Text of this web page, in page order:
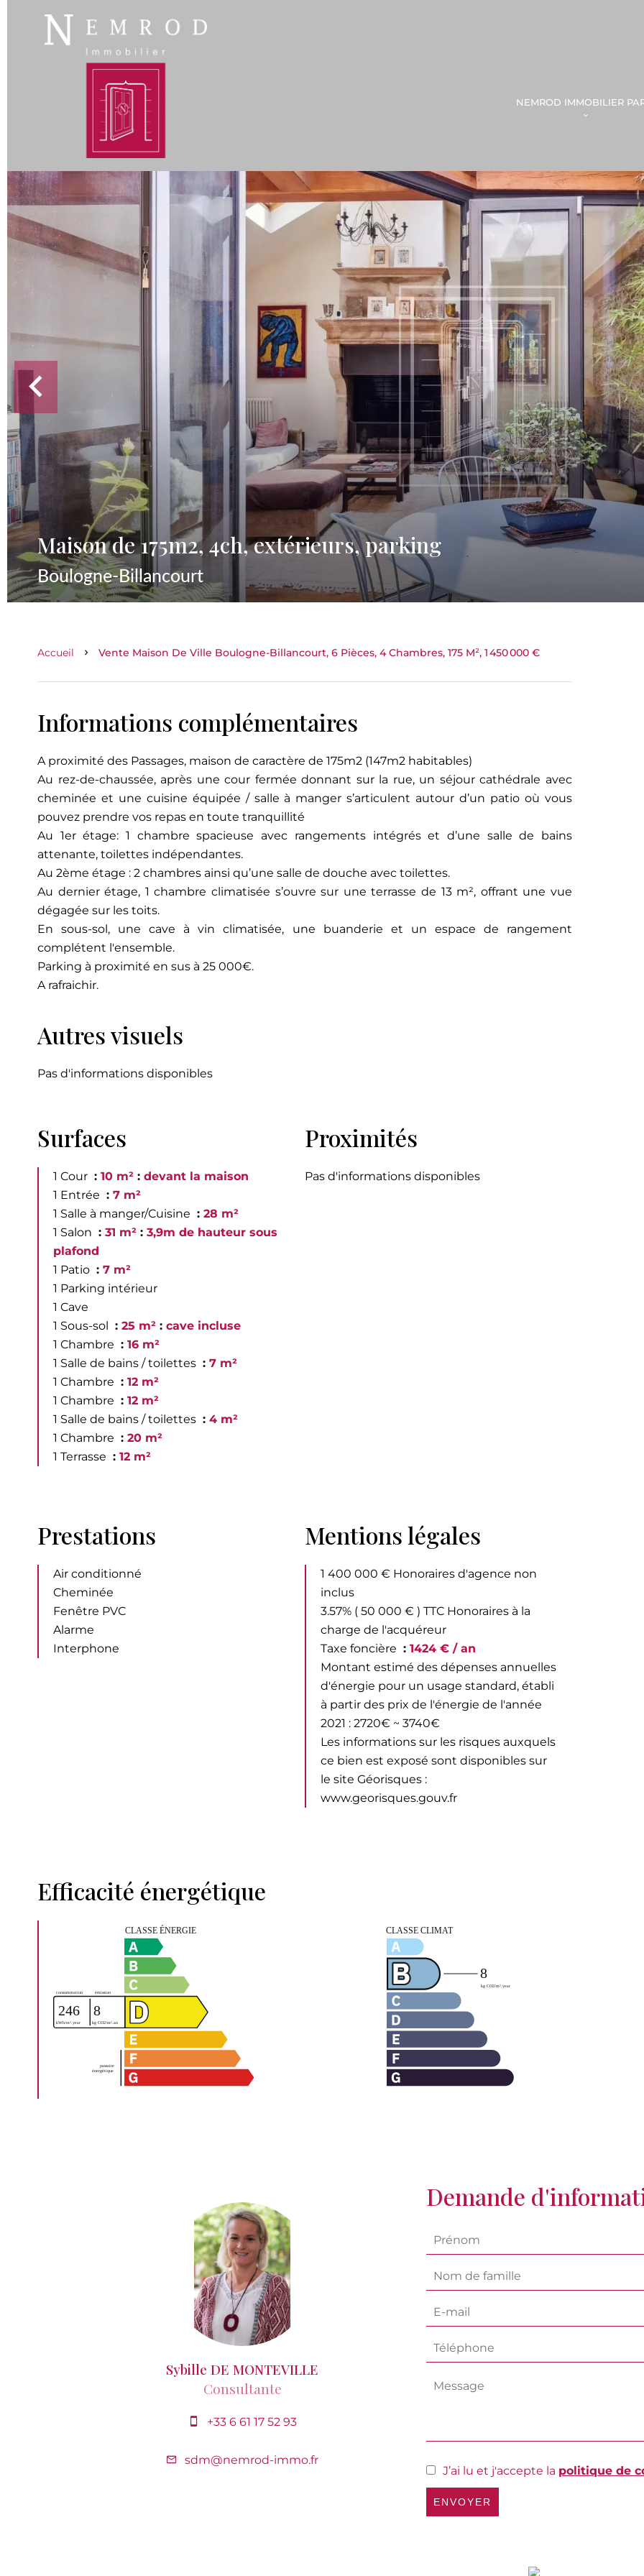
NEMROD IMMOBILIER
Maison de 175m2, 4ch, extérieurs, parking
Boulogne-Billancourt
Accueil Vente Maison De Ville Boulogne-Billancourt, 6 Pièces, 4 Chambres, 175 M², 1 450 000 €
Informations complémentaires
A proximité des Passages, maison de caractère de 175m2 (147m2 habitables)
Au rez-de-chaussée, après une cour fermée donnant sur la rue, un séjour cathédrale avec
cheminée et une cuisine équipée / salle à manger s’articulent autour d’un patio où vous
pouvez prendre vos repas en toute tranquillité
Au 1er étage: 1 chambre spacieuse avec rangements intégrés et d’une salle de bains
attenante, toilettes indépendantes.
Au 2ème étage : 2 chambres ainsi qu’une salle de douche avec toilettes.
Au dernier étage, 1 chambre climatisée s’ouvre sur une terrasse de 13 m², offrant une vue
dégagée sur les toits.
En sous-sol, une cave à vin climatisée, une buanderie et un espace de rangement
complétent l'ensemble.
Parking à proximité en sus à 25 000€.
A rafraichir.
Autres visuels
Pas d'informations disponibles
Surfaces
1 Cour 10 m²
devant la maison
1 Entrée
7 m²
1 Salle à manger/Cuisine
28 m²
1 Salon
31 m²
3,9m de hauteur sous
plafond
1 Patio
7 m²
1 Parking intérieur
1 Cave
1 Sous-sol
25 m²
cave incluse
1 Chambre
16 m²
1 Salle de bains / toilettes
7 m²
1 Chambre
12 m²
1 Chambre
12 m²
1 Salle de bains / toilettes
4 m²
1 Chambre
20 m²
1 Terrasse
12 m²
Proximités
Pas d'informations disponibles
Prestations
Air conditionné
Cheminée
Fenêtre PVC
Alarme
Interphone
Mentions légales
1 400 000 € Honoraires d'agence non
inclus
3.57% ( 50 000 € ) TTC Honoraires à la
charge de l'acquéreur
Taxe foncière
1424 € / an
Montant estimé des dépenses annuelles
d'énergie pour un usage standard, établi
à partir des prix de l'énergie de l'année
2021 : 2720€ ~ 3740€
Les informations sur les risques auxquels
ce bien est exposé sont disponibles sur
le site Géorisques :
www.georisques.gouv.fr
Efficacité énergétique
Sybille DE MONTEVILLE
Consultante
+33 6 61 17 52 93
sdm@nemrod-immo.fr
Demande
J’ai lu et j'accepte la politique de
ENVOYER